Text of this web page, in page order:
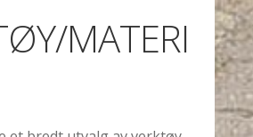
MATERI